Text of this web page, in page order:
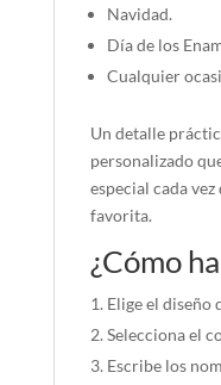
Navidad.
Día de los
Cualquier
Un detalle
personalizado
especial cada
favorita.
¿Cómo
Elige el diseño
Selecciona el
Escribe los